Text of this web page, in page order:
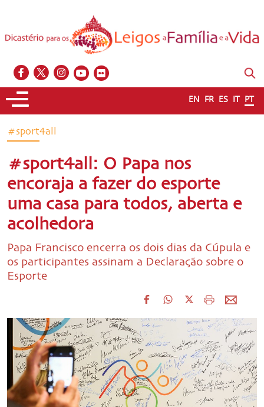
EN FR ES IT PT
#sport4all
#sport4all: O Papa nos
encoraja a fazer do esporte
uma casa para todos, aberta e
acolhedora
Papa Francisco encerra os dois dias da Cúpula e
os participantes assinam a Declaração sobre o
Esporte